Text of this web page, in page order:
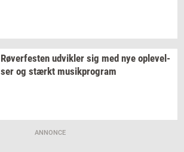
Rø­ver­fe­sten ud­vik­ler sig med nye op­le­vel­
ser og stærkt mu­sikpro­gram
ANNONCE